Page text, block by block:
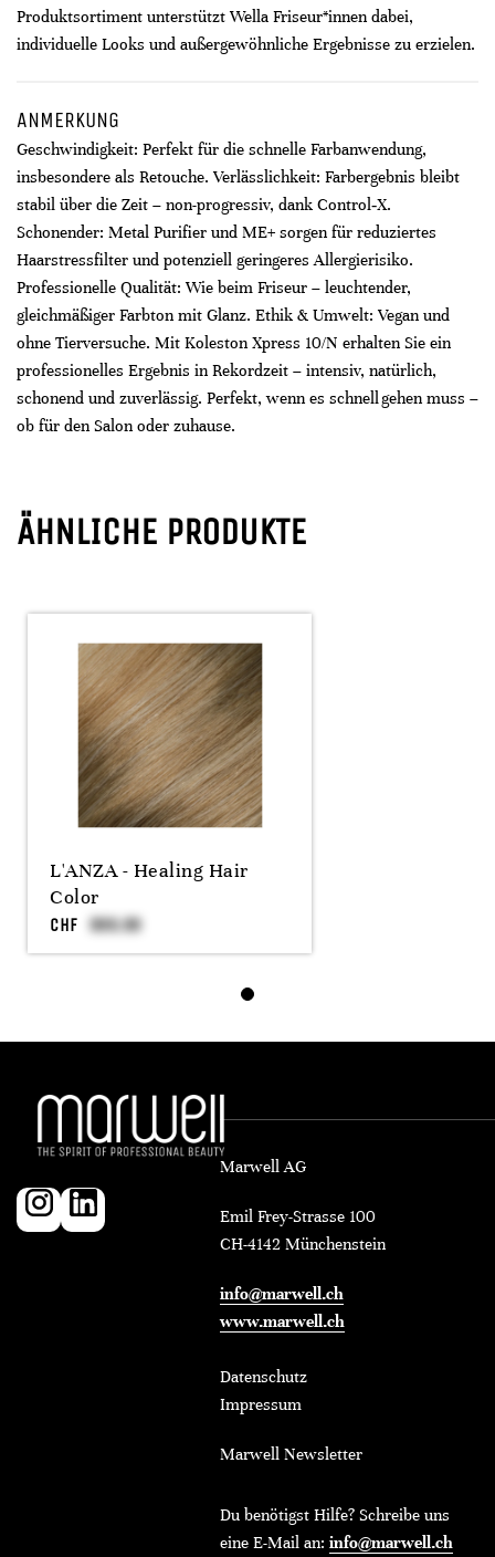
Produktsortiment unterstützt Wella Friseur*innen dabei,
individuelle Looks und außergewöhnliche Ergebnisse zu erzielen.
ANMERKUNG
Geschwindigkeit: Perfekt für die schnelle Farbanwendung,
insbesondere als Retouche. Verlässlichkeit: Farbergebnis bleibt
stabil über die Zeit – non-progressiv, dank Control‑X.
Schonender: Metal Purifier und ME+ sorgen für reduziertes
Haarstressfilter und potenziell geringeres Allergierisiko.
Professionelle Qualität: Wie beim Friseur – leuchtender,
gleichmäßiger Farbton mit Glanz. Ethik & Umwelt: Vegan und
ohne Tierversuche. Mit Koleston Xpress 10/N erhalten Sie ein
professionelles Ergebnis in Rekordzeit – intensiv, natürlich,
schonend und zuverlässig. Perfekt, wenn es schnell gehen muss –
ob für den Salon oder zuhause.
ÄHNLICHE PRODUKTE
L'ANZA - Healing Hair
Color
CHF
Marwell AG
Emil Frey-Strasse 100
CH-4142 Münchenstein
info@marwell.ch
www.marwell.ch
Datenschutz
Impressum
Marwell Newsletter
Du benötigst Hilfe? Schreibe uns
eine E-Mail an: info@marwell.ch